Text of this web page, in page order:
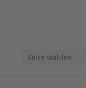
Seite wählen